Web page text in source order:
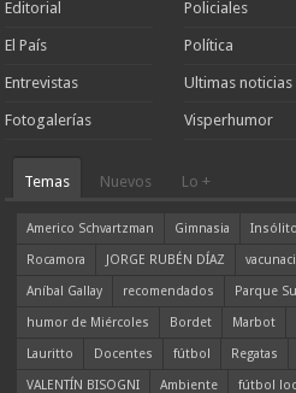
Editorial
El País
Entrevistas
Fotogalerías
Policiales
Política
Ultimas noticias
Visperhumor
Temas Nuevos Lo +
Americo Schvartzman Gimnasia
Rocamora
JORGE RUBÉN DÍAZ
Aníbal Gallay
recomendados Parque
humor de Miércoles
Bordet Marbot
Lauritto
Docentes fútbol Regatas
VALENTÍN BISOGNI
Ambiente fútbol